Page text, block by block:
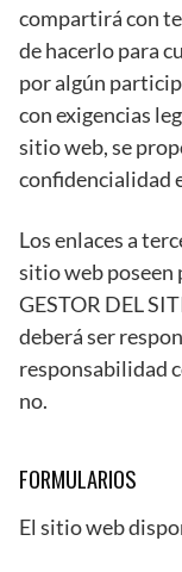
compartirá con
de hacerlo para
por algún
con exigencias
sitio web, se
confidencialidad
Los enlaces a
sitio web poseen
GESTOR DEL
deberá ser
responsabilidad
no.
FORMULARIOS
El sitio web